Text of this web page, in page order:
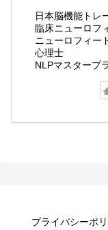
日本脳機能トレ
臨床ニューロフ
ニューロフィー
心理士
NLPマスタープ
プライバシーポ